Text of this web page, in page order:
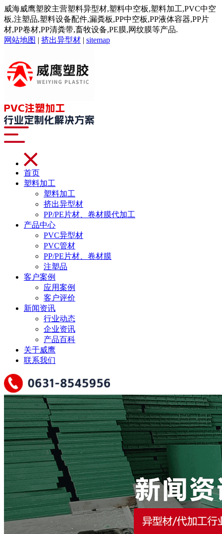
威海威鹰塑胶主营塑料异型材,塑料中空板,塑料加工,PVC中空
板,注塑品,塑料设备配件,漏粪板,PP中空板,PP液体容器,PP片
材,PP卷材,PP清粪带,畜牧设备,PE膜,网纹膜等产品.
网站地图 | 挤出异型材 | sitemap
首页
塑料加工
塑料加工
挤出异型材
PP/PE片材、卷材膜代加工
产品中心
PVC异型材
PVC管材
PP/PE片材、卷材膜
注塑品
客户案例
应用案例
客户评价
新闻资讯
行业动态
企业资讯
产品百科
关于威鹰
联系我们